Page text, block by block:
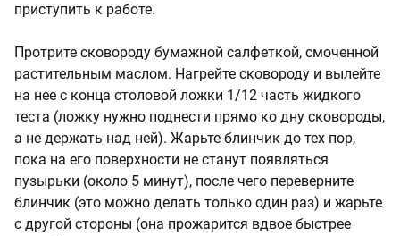
приступить к работе.
Протрите сковороду бумажной салфеткой, смоченной
растительным маслом. Нагрейте сковороду и вылейте
на нее с конца столовой ложки 1/12 часть жидкого
теста (ложку нужно поднести прямо ко дну сковороды,
а не держать над ней). Жарьте блинчик до тех пор,
пока на его поверхности не станут появляться
пузырьки (около 5 минут), после чего переверните
блинчик (это можно делать только один раз) и жарьте
с другой стороны (она прожарится вдвое быстрее